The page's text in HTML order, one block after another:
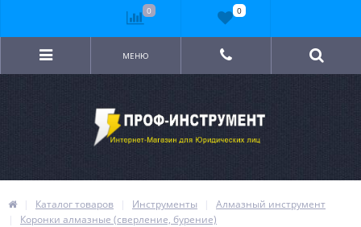
МЕНЮ
Каталог товаров Инструменты
Алмазный инструмент
Коронки алмазные (сверление, бурение)
0 0